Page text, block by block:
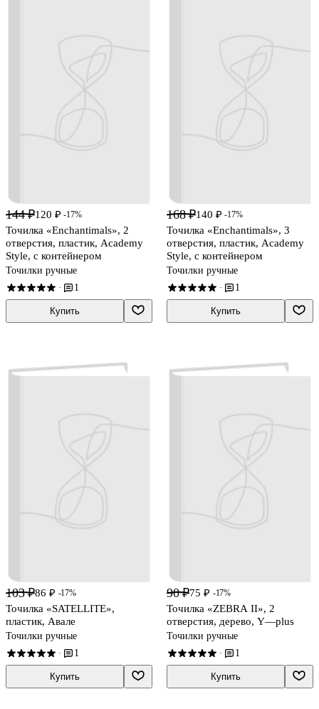
144 ₽120 ₽ -17%
Точилка «Enchantimals», 2
отверстия, пластик, Academy
Style, с контейнером
Точилки ручные
· 1
Купить
168 ₽140 ₽ -17%
Точилка «Enchantimals», 3
отверстия, пластик, Academy
Style, с контейнером
Точилки ручные
· 1
Купить
103 ₽86 ₽ -17%
Точилка «SATELLITE»,
пластик, Авале
Точилки ручные
· 1
Купить
90 ₽75 ₽ -17%
Точилка «ZEBRA II», 2
отверстия, дерево, Y—plus
Точилки ручные
· 1
Купить